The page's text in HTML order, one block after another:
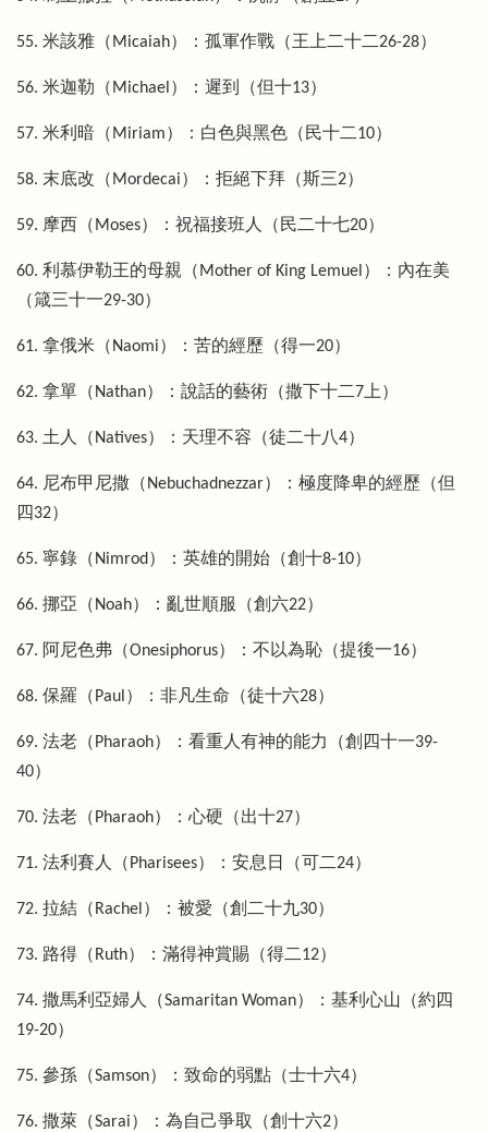
55. 米該雅（Micaiah）：孤軍作戰（王上二十二26-28）
56. 米迦勒（Michael）：遲到（但十13）
57. 米利暗（Miriam）：白色與黑色（民十二10）
58. 末底改（Mordecai）：拒絕下拜（斯三2）
59. 摩西（Moses）：祝福接班人（民二十七20）
60. 利慕伊勒王的母親（Mother of King Lemuel）：內在美
（箴三十一29-30）
61. 拿俄米（Naomi）：苦的經歷（得一20）
62. 拿單（Nathan）：說話的藝術（撒下十二7上）
63. 土人（Natives）：天理不容（徒二十八4）
64. 尼布甲尼撒（Nebuchadnezzar）：極度降卑的經歷（但
四32）
65. 寧錄（Nimrod）：英雄的開始（創十8-10）
66. 挪亞（Noah）：亂世順服（創六22）
67. 阿尼色弗（Onesiphorus）：不以為恥（提後一16）
68. 保羅（Paul）：非凡生命（徒十六28）
69. 法老（Pharaoh）：看重人有神的能力（創四十一39-
40）
70. 法老（Pharaoh）：心硬（出十27）
71. 法利賽人（Pharisees）：安息日（可二24）
72. 拉結（Rachel）：被愛（創二十九30）
73. 路得（Ruth）：滿得神賞賜（得二12）
74. 撒馬利亞婦人（Samaritan Woman）：基利心山（約四
19-20）
75. 參孫（Samson）：致命的弱點（士十六4）
76. 撒萊（Sarai）：為自己爭取（創十六2）